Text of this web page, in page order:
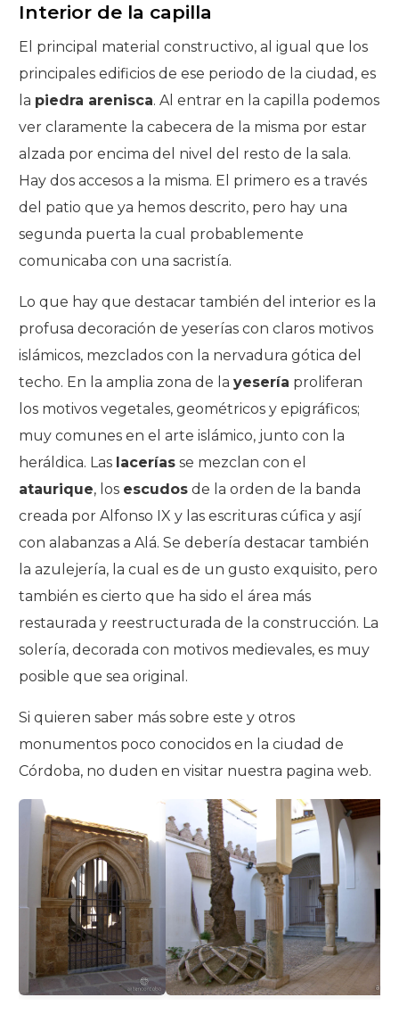
Interior de la capilla
El principal material constructivo, al igual que los
principales edificios de ese periodo de la ciudad, es
la piedra arenisca. Al entrar en la capilla podemos
ver claramente la cabecera de la misma por estar
alzada por encima del nivel del resto de la sala.
Hay dos accesos a la misma. El primero es a través
del patio que ya hemos descrito, pero hay una
segunda puerta la cual probablemente
comunicaba con una sacristía.
Lo que hay que destacar también del interior es la
profusa decoración de yeserías con claros motivos
islámicos, mezclados con la nervadura gótica del
techo. En la amplia zona de layesería proliferan
los motivos vegetales, geométricos y epigráficos;
muy comunes en el arte islámico, junto con la
heráldica. Las lacerías se mezclan con el
ataurique, los escudos de la orden de la banda
creada por Alfonso IX y las escrituras cúfica y asjí
con alabanzas a Alá. Se debería destacar también
la azulejería, la cual es de un gusto exquisito, pero
también es cierto que ha sido el área más
restaurada y reestructurada de la construcción. La
solería, decorada con motivos medievales, es muy
posible que sea original.
Si quieren saber más sobre este y otros
monumentos poco conocidos en la ciudad de
Córdoba, no duden en visitar nuestra pagina web.